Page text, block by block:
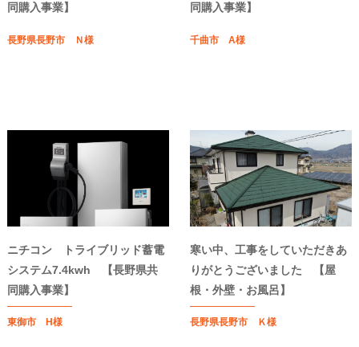
同購入事業】
長野県長野市 Ｎ様
同購入事業】
千曲市 A様
ニチコン トライブリッド蓄電
システム7.4kwh 【長野県共
同購入事業】
東御市 H様
寒い中、工事をしていただきあ
りがとうございました 【屋
根・外壁・お風呂】
長野県長野市 Ｋ様